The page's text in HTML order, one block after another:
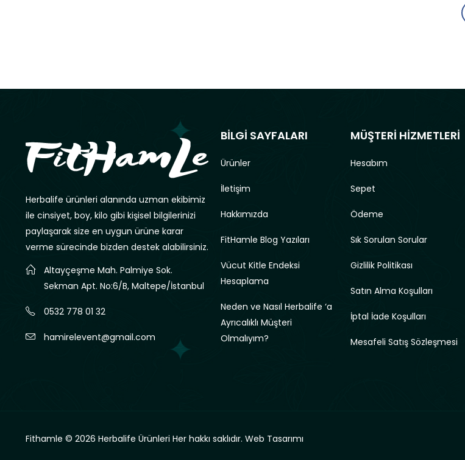
Herbalife ürünleri alanında uzman ekibimiz
ile cinsiyet, boy, kilo gibi kişisel bilgilerinizi
paylaşarak size en uygun ürüne karar
verme sürecinde bizden destek alabilirsiniz.
Altayçeşme Mah. Palmiye Sok.
Sekman Apt. No:6/B, Maltepe/İstanbul
0532 778 01 32
hamirelevent@gmail.com
BİLGİ SAYFALARI
Ürünler
İletişim
Hakkımızda
FitHamle Blog Yazıları
Vücut Kitle Endeksi
Hesaplama
Neden ve Nasıl Herbalife ‘a
Ayrıcalıklı Müşteri
Olmalıyım?
MÜŞTERİ HİZMETLERİ
Hesabım
Sepet
Ödeme
Sık Sorulan Sorular
Gizlilik Politikası
Satın Alma Koşulları
İptal İade Koşulları
Mesafeli Satış Sözleşmesi
Fithamle © 2026 Herbalife Ürünleri Her hakkı saklıdır. Web Tasarımı